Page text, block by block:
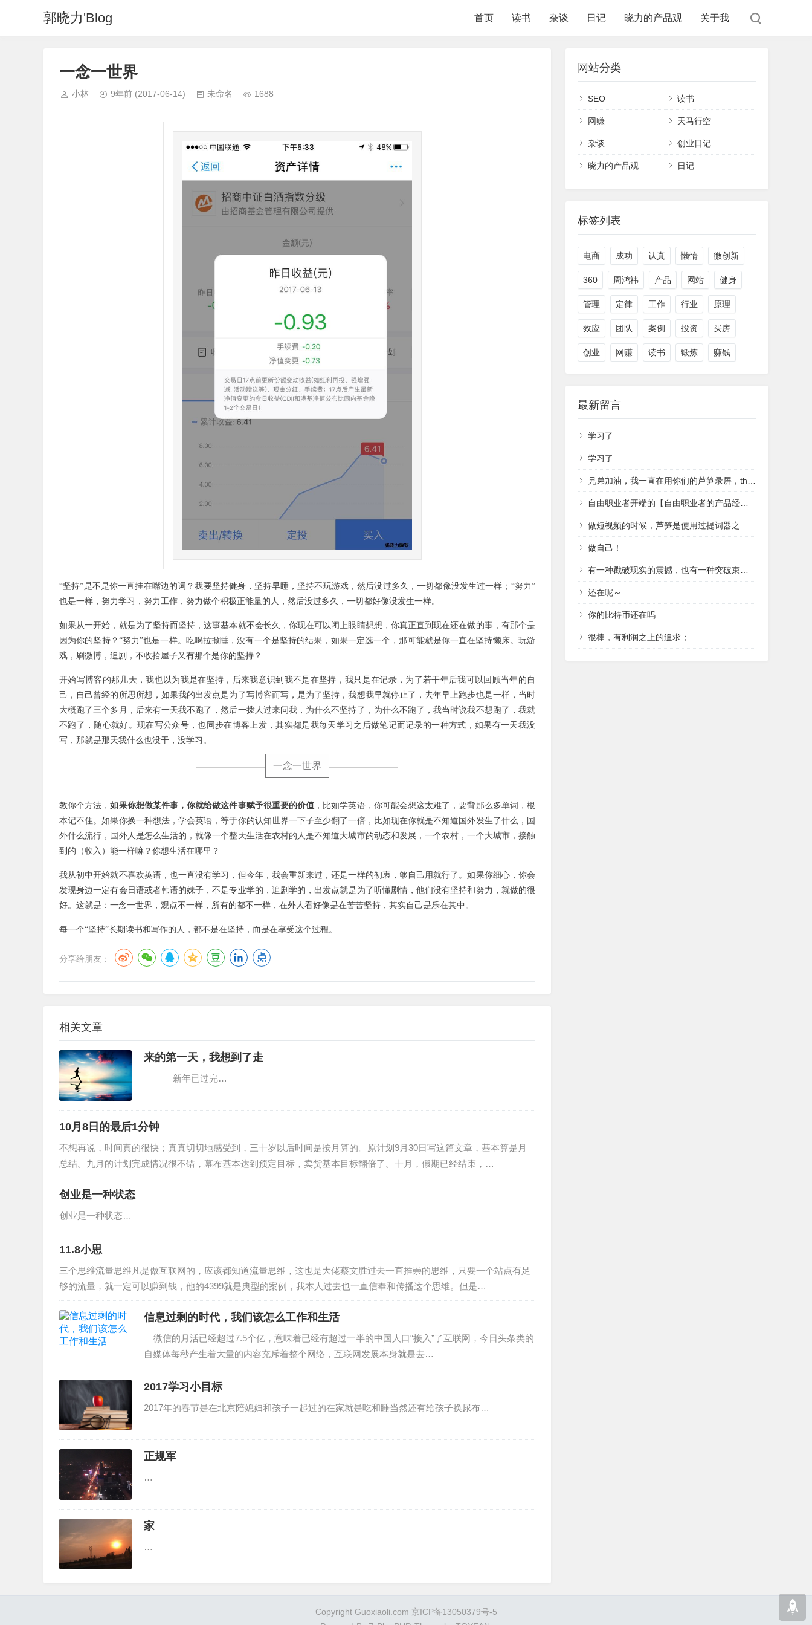
郭晓力'Blog 首页 读书 杂谈 日记 晓力的产品观 关于我
一念一世界
小林 9年前 (2017-06-14) 未命名 1688
“坚持”是不是你一直挂在嘴边的词？我要坚持健身，坚持早睡，坚持不玩游戏，然后没过多久，一切都像没发生过一样；“努力”
也是一样，努力学习，努力工作，努力做个积极正能量的人，然后没过多久，一切都好像没发生一样。
如果从一开始，就是为了坚持而坚持，这事基本就不会长久，你现在可以闭上眼睛想想，你真正直到现在还在做的事，有那个是
因为你的坚持？“努力”也是一样。吃喝拉撒睡，没有一个是坚持的结果，如果一定选一个，那可能就是你一直在坚持懒床。玩游
戏，刷微博，追剧，不收拾屋子又有那个是你的坚持？
开始写博客的那几天，我也以为我是在坚持，后来我意识到我不是在坚持，我只是在记录，为了若干年后我可以回顾当年的自
己，自己曾经的所思所想，如果我的出发点是为了写博客而写，是为了坚持，我想我早就停止了，去年早上跑步也是一样，当时
大概跑了三个多月，后来有一天我不跑了，然后一拨人过来问我，为什么不坚持了，为什么不跑了，我当时说我不想跑了，我就
不跑了，随心就好。现在写公众号，也同步在博客上发，其实都是我每天学习之后做笔记而记录的一种方式，如果有一天我没
写，那就是那天我什么也没干，没学习。
一念一世界
教你个方法，如果你想做某件事，你就给做这件事赋予很重要的价值 ，比如学英语，你可能会想这太难了，要背那么多单词，根
本记不住。如果你换一种想法，学会英语，等于你的认知世界一下子至少翻了一倍，比如现在你就是不知道国外发生了什么，国
外什么流行，国外人是怎么生活的，就像一个整天生活在农村的人是不知道大城市的动态和发展，一个农村，一个大城市，接触
到的（收入）能一样嘛？你想生活在哪里？
我从初中开始就不喜欢英语，也一直没有学习，但今年，我会重新来过，还是一样的初衷，够自己用就行了。如果你细心，你会
发现身边一定有会日语或者韩语的妹子，不是专业学的，追剧学的，出发点就是为了听懂剧情，他们没有坚持和努力，就做的很
好。这就是：一念一世界，观点不一样，所有的都不一样，在外人看好像是在苦苦坚持，其实自己是乐在其中。
每一个“坚持”长期读书和写作的人，都不是在坚持，而是在享受这个过程。
分享给朋友：
相关文章
来的第一天，我想到了走
新年已过完…
10月8日的最后1分钟
不想再说，时间真的很快；真真切切地感受到，三十岁以后时间是按月算的。原计划9月30日写这篇文章，基本算是月
总结。九月的计划完成情况很不错，幕布基本达到预定目标，卖货基本目标翻倍了。十月，假期已经结束，…
创业是一种状态
创业是一种状态…
11.8小思
三个思维流量思维凡是做互联网的，应该都知道流量思维，这也是大佬蔡文胜过去一直推崇的思维，只要一个站点有足
够的流量，就一定可以赚到钱，他的4399就是典型的案例，我本人过去也一直信奉和传播这个思维。但是…
信息过剩的时代，我们该怎么工作和生活
微信的月活已经超过7.5个亿，意味着已经有超过一半的中国人口“接入”了互联网，今日头条类的
自媒体每秒产生着大量的内容充斥着整个网络，互联网发展本身就是去…
2017学习小目标
2017年的春节是在北京陪媳妇和孩子一起过的在家就是吃和睡当然还有给孩子换尿布…
正规军
…
家
…
网站分类
SEO 读书
网赚 天马行空
杂谈 创业日记
晓力的产品观 日记
标签列表
电商 成功 认真 懒惰 微创新
360 周鸿祎 产品 网站 健身
管理 定律 工作 行业 原理
效应 团队 案例 投资 买房
创业 网赚 读书 锻炼 赚钱
最新留言
学习了
学习了
兄弟加油，我一直在用你们的芦笋录屏，that's cool
自由职业者开端的【自由职业者的产品经理】
做短视频的时候，芦笋是使用过提词器之一，无意中查域名翻到作者，祝越来越好
做自己！
有一种戳破现实的震撼，也有一种突破束缚的冲动。
还在呢～
你的比特币还在吗
很棒，有利润之上的追求；
Copyright Guoxiaoli.com 京ICP备13050379号-5